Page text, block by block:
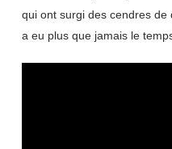
qui ont surgi des cendres
a eu plus que jamais le